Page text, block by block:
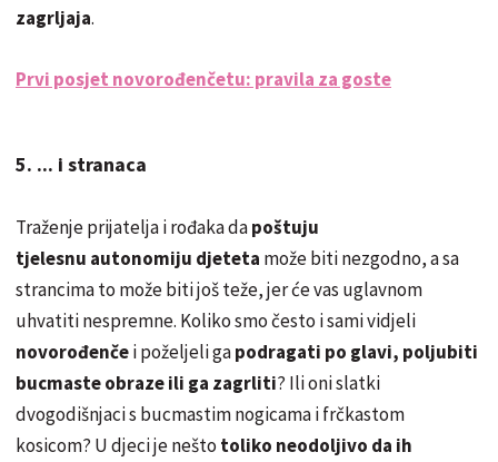
zagrljaja.
Prvi posjet novorođenčetu: pravila za goste
5. ... i stranaca
Traženje prijatelja i rođaka dapoštuju
tjelesnu autonomiju djeteta može biti nezgodno, a sa
strancima to može biti još teže, jer će vas uglavnom
uhvatiti nespremne. Koliko smo često i sami vidjeli
novorođenčei poželjeli gapodragati po glavi, poljubiti
bucmaste obraze ili ga zagrliti? Ili oni slatki
dvogodišnjaci s bucmastim nogicama i frčkastom
kosicom? U djeci je nešto toliko neodoljivo da ih